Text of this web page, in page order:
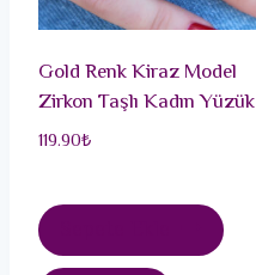
Gold Renk Kiraz Model
Zirkon Taşlı Kadın Yüzük
119.90₺